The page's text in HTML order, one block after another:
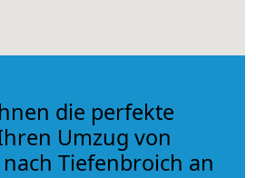
die perfekte
Umzug von
Tiefenbroich an